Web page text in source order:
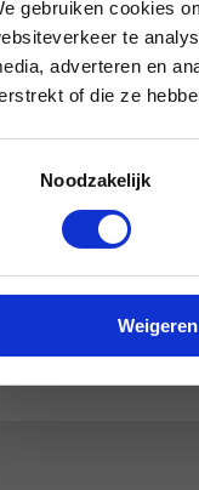
gebruiken cookies
te
adverteren en
of die ze
Noodzakelijk
Weigeren
weiterhelfen
haben, die
greifen Sie
Sie Ihre
schaffen